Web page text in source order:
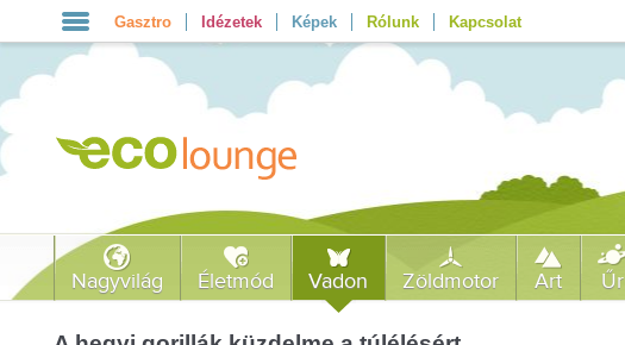
Gasztro Idézetek Képek Rólunk Kapcsolat
Nagyvilág Életmód Vadon Zöldmotor Art Űr